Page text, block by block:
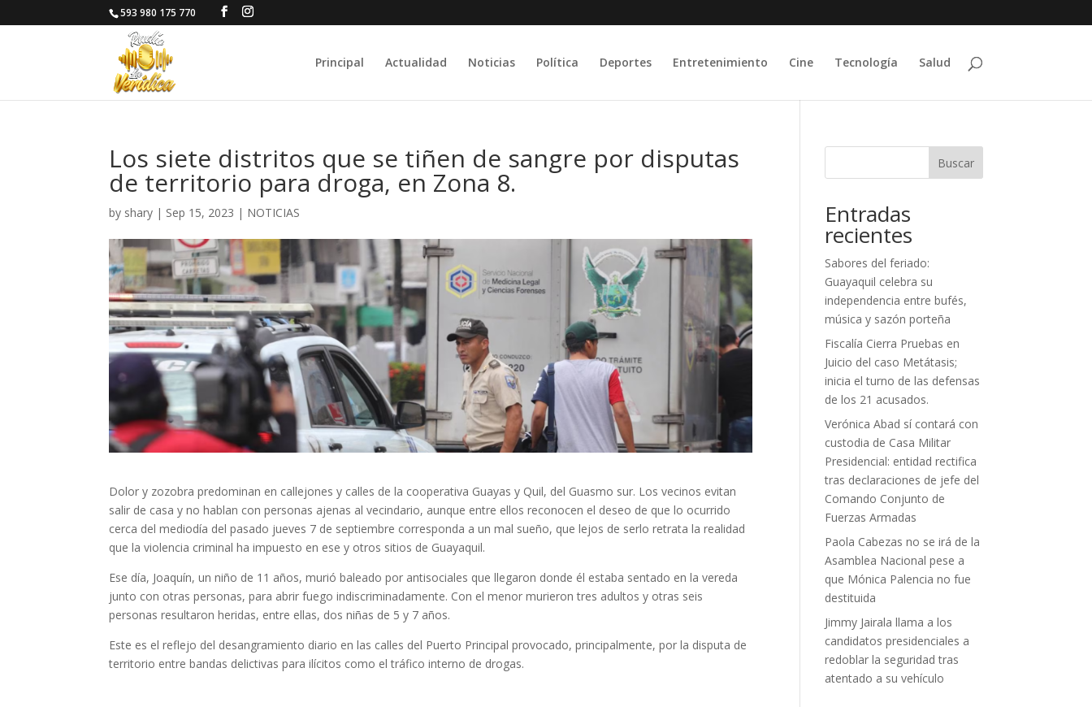
593 980 175 770
Principal Actualidad Noticias Política Deportes Entretenimiento Cine Tecnología Salud
Los siete distritos que se tiñen de sangre por disputas
de territorio para droga, en Zona 8.
by shary | Sep 15, 2023 | NOTICIAS
Dolor y zozobra predominan en callejones y calles de la cooperativa Guayas y Quil, del Guasmo sur. Los vecinos evitan
salir de casa y no hablan con personas ajenas al vecindario, aunque entre ellos reconocen el deseo de que lo ocurrido
cerca del mediodía del pasado jueves 7 de septiembre corresponda a un mal sueño, que lejos de serlo retrata la realidad
que la violencia criminal ha impuesto en ese y otros sitios de Guayaquil.
Ese día, Joaquín, un niño de 11 años, murió baleado por antisociales que llegaron donde él estaba sentado en la vereda
junto con otras personas, para abrir fuego indiscriminadamente. Con el menor murieron tres adultos y otras seis
personas resultaron heridas, entre ellas, dos niñas de 5 y 7 años.
Este es el reflejo del desangramiento diario en las calles del Puerto Principal provocado, principalmente, por la disputa de
territorio entre bandas delictivas para ilícitos como el tráfico interno de drogas.
Buscar
Entradas
recientes
Sabores del feriado:
Guayaquil celebra su
independencia entre bufés,
música y sazón porteña
Fiscalía Cierra Pruebas en
Juicio del caso Metátasis;
inicia el turno de las defensas
de los 21 acusados.
Verónica Abad sí contará con
custodia de Casa Militar
Presidencial: entidad rectifica
tras declaraciones de jefe del
Comando Conjunto de
Fuerzas Armadas
Paola Cabezas no se irá de la
Asamblea Nacional pese a
que Mónica Palencia no fue
destituida
Jimmy Jairala llama a los
candidatos presidenciales a
redoblar la seguridad tras
atentado a su vehículo